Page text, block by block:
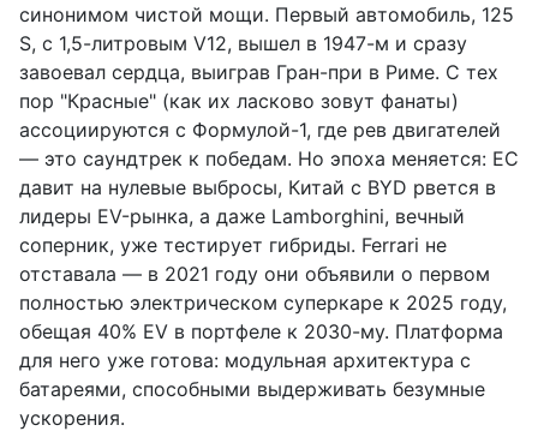
синонимом чистой мощи. Первый автомобиль, 125
S, с 1,5-литровым V12, вышел в 1947-м и сразу
завоевал сердца, выиграв Гран-при в Риме. С тех
пор "Красные" (как их ласково зовут фанаты)
ассоциируются с Формулой-1, где рев двигателей
— это саундтрек к победам. Но эпоха меняется: ЕС
давит на нулевые выбросы, Китай с BYD рвется в
лидеры EV-рынка, а даже Lamborghini, вечный
соперник, уже тестирует гибриды. Ferrari не
отставала — в 2021 году они объявили о первом
полностью электрическом суперкаре к 2025 году,
обещая 40% EV в портфеле к 2030-му. Платформа
для него уже готова: модульная архитектура с
батареями, способными выдерживать безумные
ускорения.